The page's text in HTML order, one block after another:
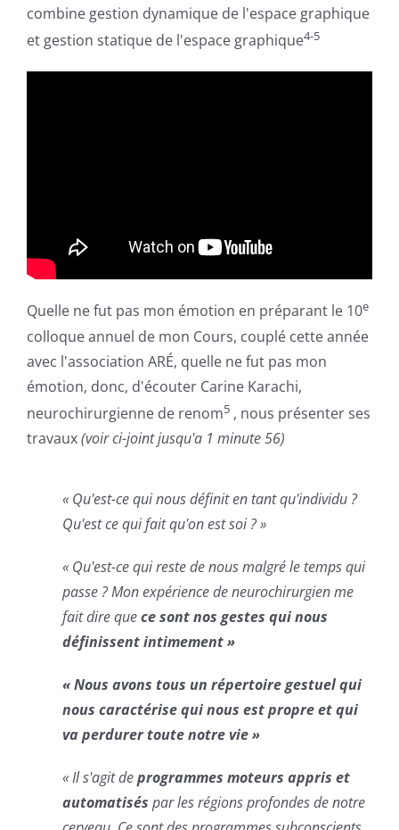
combine gestion dynamiquede l'espace graphique
et gestion statique de l'espace graphique4-5
Quelle ne fut pas mon émotion en préparant le 10e
colloque annuel de mon Cours, couplé cette année
avec l'association ARÉ, quelle ne fut pas mon
émotion, donc, d'écouter Carine Karachi,
neurochirurgienne de renom5, nous présenter ses
travaux(voir ci-joint jusqu'a 1 minute 56)
« Qu'est-ce qui nous définit en tant qu'individu ?
Qu'est ce qui fait qu'on est soi ? »
« Qu'est-ce qui reste de nous malgré le temps qui
passe ? Mon expérience de neurochirurgien me
fait dire quecesont nos gestes qui nous
définissent intimement »
« Nous avons tous un répertoire gestuel qui
nous caractérise qui nous est propre et qui
va perdurer toute notre vie »
« Il s'agit deprogrammes moteurs appris et
automatisés par les régions profondes de notre